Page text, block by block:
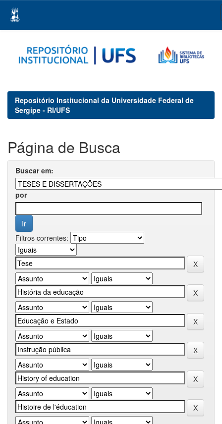
navigation
Repositório Institucional da Universidade Federal de
Sergipe - RI/UFS
Página de Busca
Buscar em:
por
Filtros correntes: